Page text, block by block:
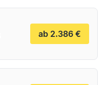
ab 2.386 €